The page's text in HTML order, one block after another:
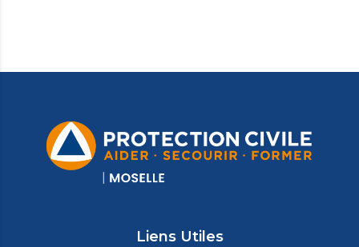
Liens Utiles